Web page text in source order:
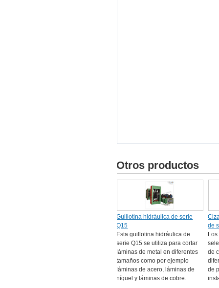
Otros productos
Guillotina hidráulica de serie
Q15
Esta guillotina hidráulica de
serie Q15 se utiliza para cortar
láminas de metal en diferentes
tamaños como por ejemplo
láminas de acero, láminas de
níquel y láminas de cobre.
de
de
de